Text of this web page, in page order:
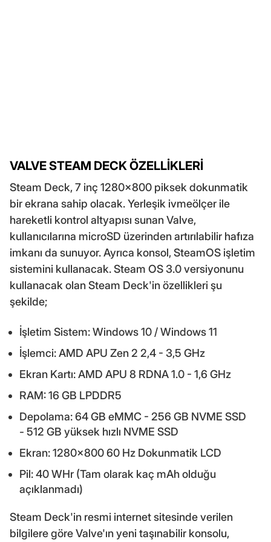
VALVE STEAM DECK ÖZELLİKLERİ
Steam Deck, 7 inç 1280x800 piksek dokunmatik
bir ekrana sahip olacak. Yerleşik ivmeölçer ile
hareketli kontrol altyapısı sunan Valve,
kullanıcılarına microSD üzerinden artırılabilir hafıza
imkanı da sunuyor. Ayrıca konsol, SteamOS işletim
sistemini kullanacak. Steam OS 3.0 versiyonunu
kullanacak olan Steam Deck'in özellikleri şu
şekilde;
İşletim Sistem: Windows 10 / Windows 11
İşlemci: AMD APU Zen 2 2,4 - 3,5 GHz
Ekran Kartı: AMD APU 8 RDNA 1.0 - 1,6 GHz
RAM: 16 GB LPDDR5
Depolama: 64 GB eMMC - 256 GB NVME SSD
- 512 GB yüksek hızlı NVME SSD
Ekran: 1280x800 60 Hz Dokunmatik LCD
Pil: 40 WHr (Tam olarak kaç mAh olduğu
açıklanmadı)
Steam Deck'in resmi internet sitesinde verilen
bilgilere göre Valve'ın yeni taşınabilir konsolu,